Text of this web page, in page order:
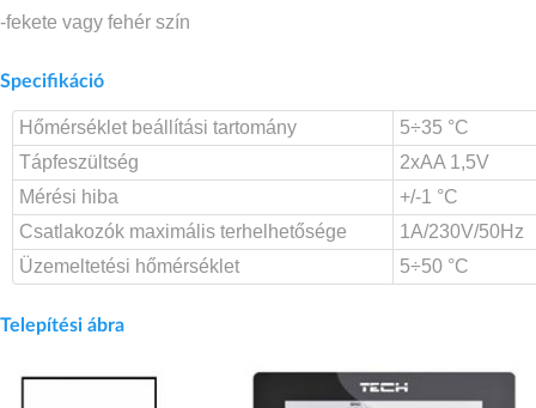
-fekete vagy fehér szín
Specifikáció
Hőmérséklet beállítási tartomány
5÷35 °C
Tápfeszültség
2xAA 1,5V
Mérési hiba
+/-1 °C
Csatlakozók maximális terhelhetősége
1A/230V/50Hz
Üzemeltetési hőmérséklet
5÷50 °C
Telepítési ábra